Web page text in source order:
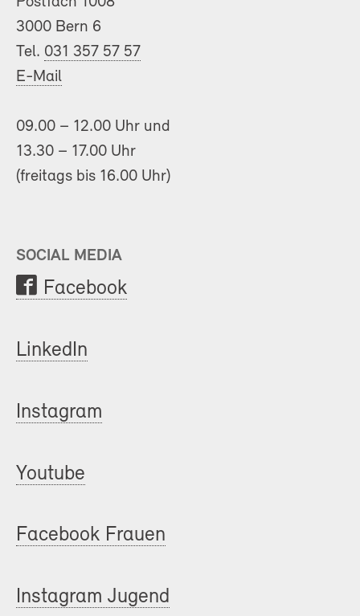
3000 Bern 6
Tel. 031 357 57 57
E-Mail
09.00 – 12.00 Uhr und
13.30 – 17.00 Uhr
(freitags bis 16.00 Uhr)
SOCIAL MEDIA
Facebook
LinkedIn
Instagram
Youtube
Facebook Frauen
Instagram Jugend